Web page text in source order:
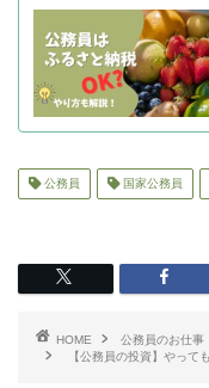
公務員 国家公務員
HOME 公務員のお仕事
【公務員の投資】やって